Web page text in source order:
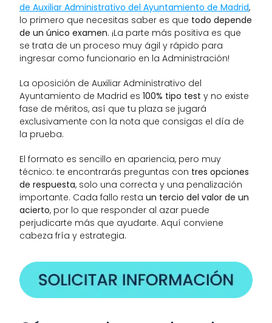
de Auxiliar Administrativo del Ayuntamiento de Madrid,
lo primero que necesitas saber es que todo depende
de un único examen. ¡La parte más positiva es que
se trata de un proceso muy ágil y rápido para
ingresar como funcionario en la Administración!
La oposición de Auxiliar Administrativo del
Ayuntamiento de Madrid es 100% tipo test y no existe
fase de méritos, así que tu plaza se jugará
exclusivamente con la nota que consigas el día de
la prueba.
El formato es sencillo en apariencia, pero muy
técnico: te encontrarás preguntas con tres opciones
de respuesta, solo una correcta y una penalización
importante. Cada fallo resta un tercio del valor de un
acierto, por lo que responder al azar puede
perjudicarte más que ayudarte. Aquí conviene
cabeza fría y estrategia.